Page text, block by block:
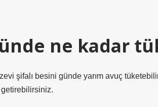
ne kadar
şifalı besini günde yarım avuç